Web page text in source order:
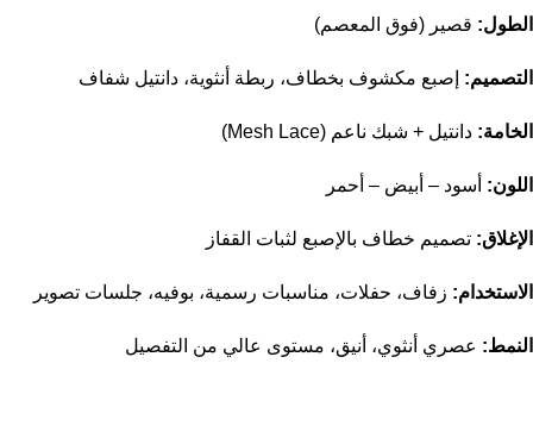
الطول: قصير (فوق المعصم)
التصميم: إصبع مكشوف بخطاف، ربطة أنثوية، دانتيل شفاف
الخامة: دانتيل + شبك ناعم (Mesh Lace)
اللون: أسود – أبيض – أحمر
الإغلاق: تصميم خطاف بالإصبع لثبات القفاز
الاستخدام: زفاف، حفلات، مناسبات رسمية، بوفيه، جلسات تصوير
النمط: عصري أنثوي، أنيق، مستوى عالي من التفصيل